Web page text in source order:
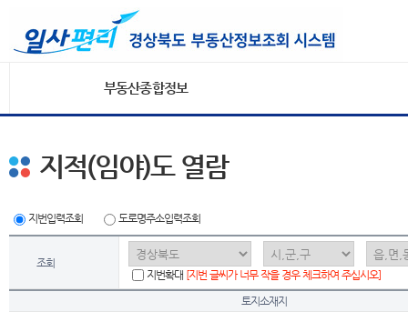
부동산종합정보
지적(임야)도 열람
지번입력조회 도로명주소입력조회
조회
지번확대 [지번 글씨가 너무 작을 경우 체크하여 주십시오]
토지소재지